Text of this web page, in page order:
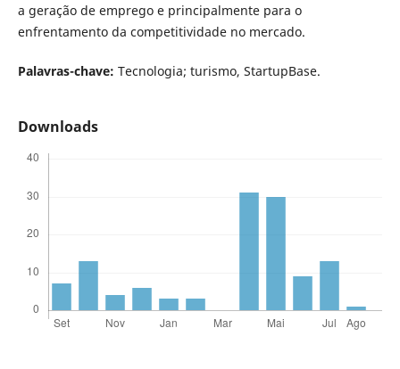
a geração de emprego e principalmente para o
enfrentamento da competitividade no mercado.
Palavras-chave: Tecnologia; turismo, StartupBase.
Downloads